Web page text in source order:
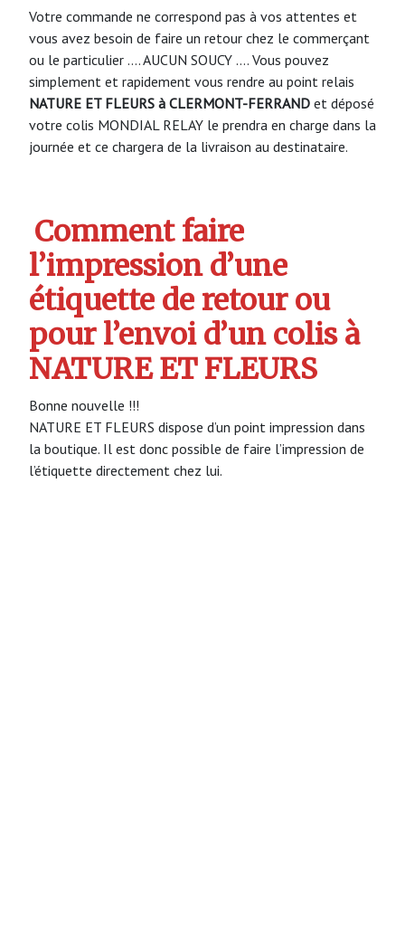
Votre commande ne correspond pas à vos attentes et
vous avez besoin de faire un retour chez le commerçant
ou le particulier …. AUCUN SOUCY …. Vous pouvez
simplement et rapidement vous rendre au point relais
NATURE ET FLEURS à CLERMONT-FERRAND et déposé
votre colis MONDIAL RELAY le prendra en charge dans la
journée et ce chargera de la livraison au destinataire.
Comment faire
l’impression d’une
étiquette de retour ou
pour l’envoi d’un colis à
NATURE ET FLEURS
Bonne nouvelle !!!
NATURE ET FLEURS dispose d’un point impression dans
la boutique. Il est donc possible de faire l’impression de
l’étiquette directement chez lui.